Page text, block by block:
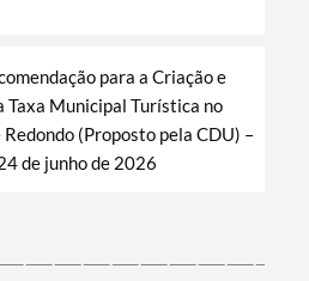
para a Criação e
Taxa Municipal Turística no
Redondo (Proposto pela CDU) –
de junho de 2026